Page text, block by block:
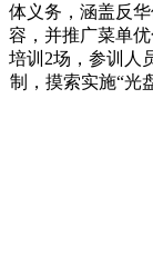
体义务，涵盖反
容，并推广菜单
培训2场，参训人
制，摸索实施“光